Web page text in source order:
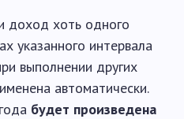
доход хоть одного
указанного интервала
выполнении других
автоматически.
будет произведена